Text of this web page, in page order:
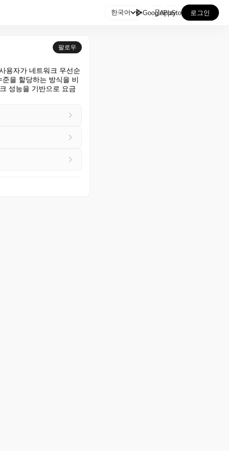
한국어 GooglePlay
AppStore 로그인
팔로우
용자가 네트워크 우선순
을 할당하는 방식을 비
성능을 기반으로 요금